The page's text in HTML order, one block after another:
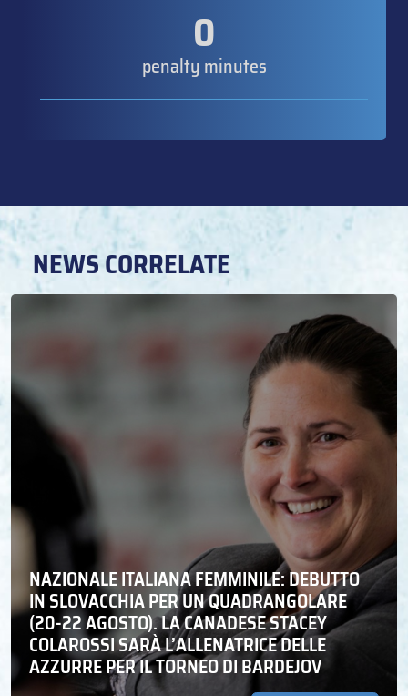
0
penalty minutes
NEWS CORRELATE
NAZIONALE ITALIANA FEMMINILE: DEBUTTO
IN SLOVACCHIA PER UN QUADRANGOLARE
(20-22 AGOSTO). LA CANADESE STACEY
COLAROSSI SARÀ L’ALLENATRICE DELLE
AZZURRE PER IL TORNEO DI BARDEJOV